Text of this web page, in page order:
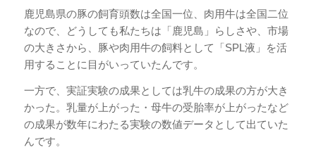
鹿児島県の豚の飼育頭数は全国一位、肉用牛は全国二位
なので、どうしても私たちは「鹿児島」らしさや、市場
の大きさから、豚や肉用牛の飼料として「SPL液」を活
用することに目がいっていたんです。
一方で、実証実験の成果としては乳牛の成果の方が大き
かった。乳量が上がった・母牛の受胎率が上がったなど
の成果が数年にわたる実験の数値データとして出ていた
んです。